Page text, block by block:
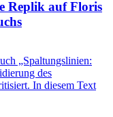
Replik auf Floris
„Spaltungslinien:
des
In diesem Text